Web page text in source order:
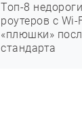
Топ-8
роутеров с Wi-
«плюшки»
стандарта